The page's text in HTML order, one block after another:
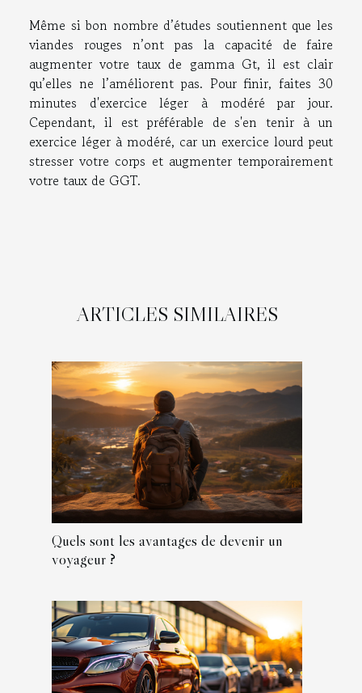
Même si bon nombre d’études soutiennent que les
viandes rouges n’ont pas la capacité de faire
augmenter votre taux de gamma Gt, il est clair
qu’elles ne l’améliorent pas. Pour finir, faites 30
minutes d'exercice léger à modéré par jour.
Cependant, il est préférable de s'en tenir à un
exercice léger à modéré, car un exercice lourd peut
stresser votre corps et augmenter temporairement
votre taux de GGT.
ARTICLES SIMILAIRES
Quels sont les avantages de devenir un
voyageur ?